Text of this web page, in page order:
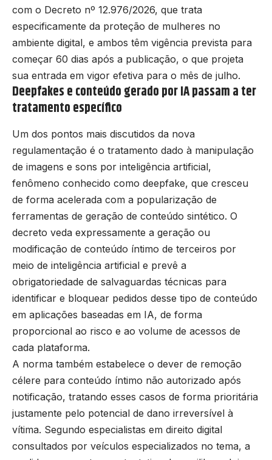
com o Decreto nº 12.976/2026, que trata
especificamente da proteção de mulheres no
ambiente digital, e ambos têm vigência prevista para
começar 60 dias após a publicação, o que projeta
sua entrada em vigor efetiva para o mês de julho.
Deepfakes e conteúdo gerado por IA passam a ter
tratamento específico
Um dos pontos mais discutidos da nova
regulamentação é o tratamento dado à manipulação
de imagens e sons por inteligência artificial,
fenômeno conhecido como deepfake, que cresceu
de forma acelerada com a popularização de
ferramentas de geração de conteúdo sintético. O
decreto veda expressamente a geração ou
modificação de conteúdo íntimo de terceiros por
meio de inteligência artificial e prevê a
obrigatoriedade de salvaguardas técnicas para
identificar e bloquear pedidos desse tipo de conteúdo
em aplicações baseadas em IA, de forma
proporcional ao risco e ao volume de acessos de
cada plataforma.
A norma também estabelece o dever de remoção
célere para conteúdo íntimo não autorizado após
notificação, tratando esses casos de forma prioritária
justamente pelo potencial de dano irreversível à
vítima. Segundo especialistas em direito digital
consultados por veículos especializados no tema, a